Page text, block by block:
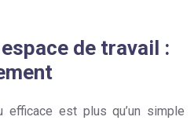
de travail :
efficace est plus qu’un simple